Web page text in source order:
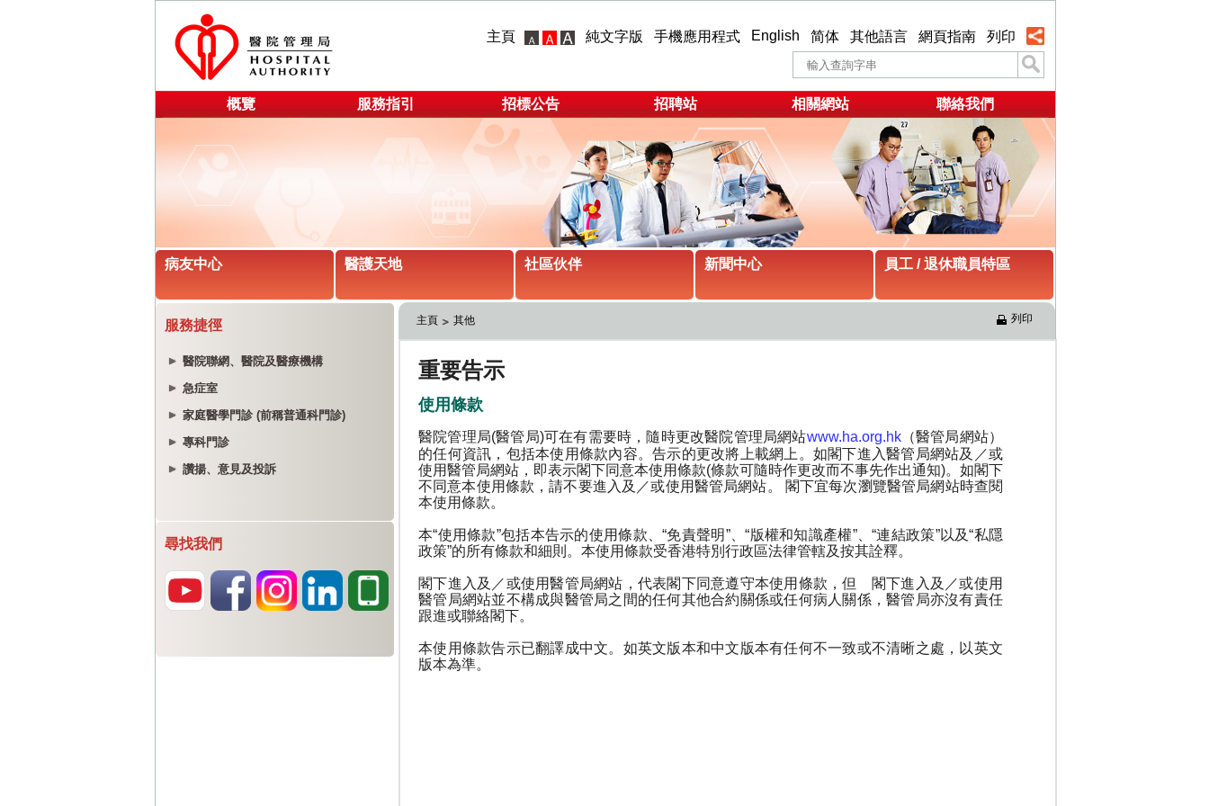
主頁 純文字版 手機應用程式 English 简体 其他語言 網頁指南 列印
概覽 服務指引 招標公告 招聘站 相關網站 聯絡我們
病友中心 醫護天地 社區伙伴 新聞中心 員工 / 退休職員特區
服務捷徑
醫院聯網、醫院及醫療機構
急症室
家庭醫學門診 (前稱普通科門診)
專科門診
讚揚、意見及投訴
尋找我們
主頁 其他 列印